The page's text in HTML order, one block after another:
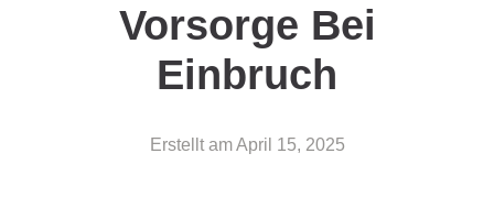
Vorsorge Bei
Einbruch
Erstellt am April 15, 2025